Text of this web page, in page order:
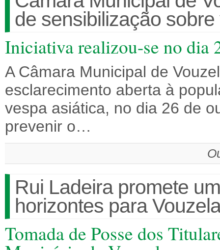
de sensibilização
Iniciativa realizou-se no dia
A Câmara Municipal de
esclarecimento aberta à
vespa asiática, no dia 26 de
prevenir o…
Rui Ladeira promete
horizontes para
Tomada de Posse dos